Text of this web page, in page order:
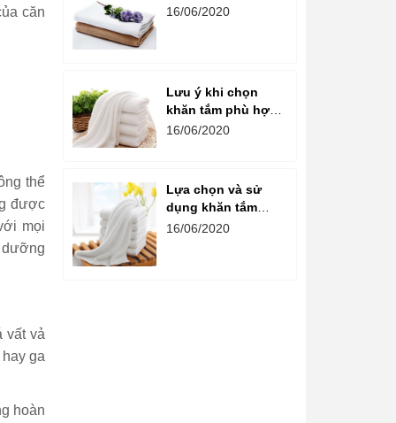
căn
thể
được
mọi
dưỡng
vất vả
ga
hoàn
và microfiber
16/06/2020
Lưu ý khi chọn
khăn tắm phù hợp
với không gian
16/06/2020
Lựa chọn và sử
dụng khăn tắm
khách sạn đúng
16/06/2020